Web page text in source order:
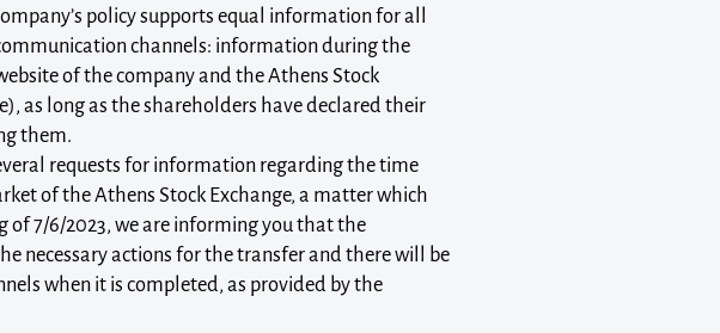
policy supports equal information for all
channels: information during the
of the company and the Athens Stock
as long as the shareholders have declared their
them.
requests for information regarding the time
of the Athens Stock Exchange, a matter which
of 7/6/2023, we are informing you that the
necessary actions for the transfer and there will be
when it is completed, as provided by the